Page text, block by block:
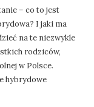
– co to jest
I jaki ma
na te niezwykle
rodziców,
w Polsce.
hybrydowe